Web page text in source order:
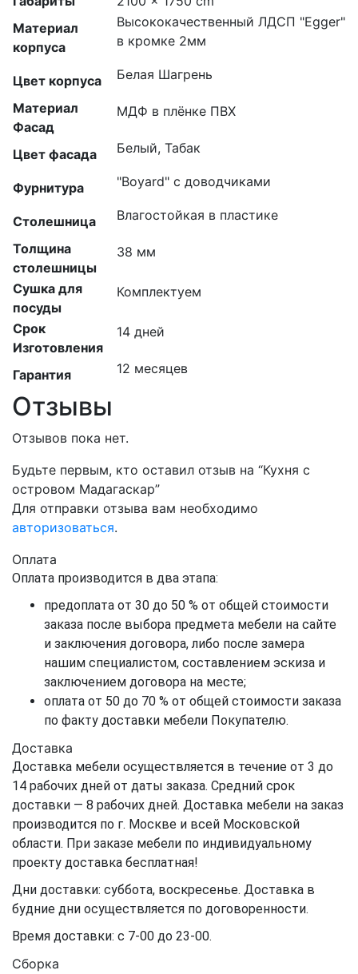
Материал
корпуса
Высококачественный ЛДСП "Egger"
в кромке 2мм
Цвет корпуса Белая Шагрень
Материал
Фасад
МДФ в плёнке ПВХ
Цвет фасада Белый, Табак
Фурнитура "Boyard" с доводчиками
Столешница Влагостойкая в пластике
Толщина
столешницы
38 мм
Сушка для
посуды
Комплектуем
Срок
Изготовления
14 дней
Гарантия 12 месяцев
Отзывы
Отзывов пока нет.
Будьте первым, кто оставил отзыв на “Кухня с
островом Мадагаскар”
Для отправки отзыва вам необходимо
авторизоваться.
Оплата
Оплата производится в два этапа:
предоплата от 30 до 50 % от общей стоимости
заказа после выбора предмета мебели на сайте
и заключения договора, либо после замера
нашим специалистом, составлением эскиза и
заключением договора на месте;
оплата от 50 до 70 % от общей стоимости заказа
по факту доставки мебели Покупателю.
Доставка
Доставка мебели осуществляется в течение от 3 до
14 рабочих дней от даты заказа. Средний срок
доставки — 8 рабочих дней. Доставка мебели на заказ
производится по г. Москве и всей Московской
области. При заказе мебели по индивидуальному
проекту доставка бесплатная!
Дни доставки: суббота, воскресенье. Доставка в
будние дни осуществляется по договоренности.
Время доставки: с 7-00 до 23-00.
Сборка